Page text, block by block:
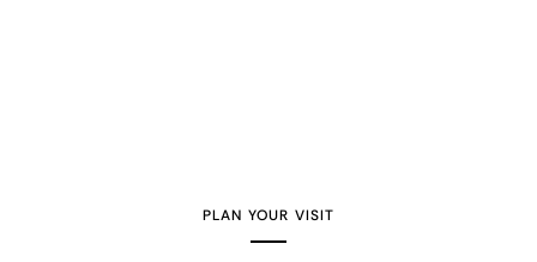
PLAN YOUR VISIT